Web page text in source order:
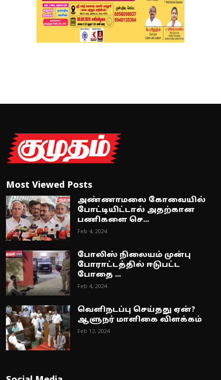
Most Viewed Posts
அண்ணாமலை கோவையில்
போட்டியிட்டால் அதற்கான
பணிகளை செ...
Feb 4, 2024
போலிஸ் நிலையம் முன்பு
போராட்டத்தில் ஈடுபட்ட
போதை ...
Feb 4, 2024
வெளிநடப்பு செய்தது ஏன்?
ஆளுநர் மாளிகை விளக்கம்
Feb 12, 2024